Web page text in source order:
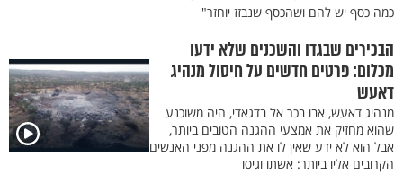
כמה כסף יש להם ושהכסף שנבזז יוחזר"
הבכירים שבגדו והשכנים שלא ידעו
מכלום: פרטים חדשים על חיסול מנהיג
דאעש
מנהיג דאעש, אבו בכר אל בדגאדי, היה משוכנע
שהוא מחזיק את אמצעי ההגנה הטובים ביותר,
אבל הוא לא ידע שאין לו את ההגנה מפני האנשים
הקרובים אליו ביותר: אשתו וגיסו